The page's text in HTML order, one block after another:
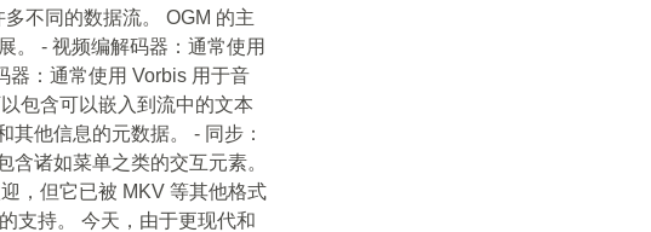
不同的数据流。 OGM 的主
。 - 视频编解码器：通常使用
器：通常使用 Vorbis 用于音
包含可以嵌入到流中的文本
他信息的元数据。 - 同步：
含诸如菜单之类的交互元素。
，但它已被 MKV 等其他格式
支持。 今天，由于更现代和